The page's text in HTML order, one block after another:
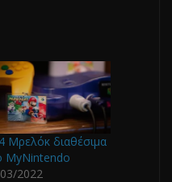
Μρελόκ διαθέσιμα
MyNintendo
2022